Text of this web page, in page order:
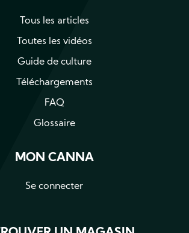
Tous les articles
Toutes les vidéos
Guide de culture
Téléchargements
FAQ
Glossaire
MON CANNA
Se connecter